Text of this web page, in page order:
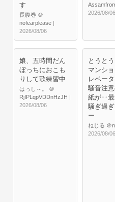
す
長腹巻 ＠
nofearplease |
2026/08/06
2026/08/06
娘、五時間だん
ぼっちにおこも
りして歌練習中
はっし～。 ＠
RjIPLqpVDDnHzJH |
2026/08/06
とうと
マンシ
レベータ
騒音注
紙が‥最
騒ぎ過
ー
ねじる ＠
2026/08/06